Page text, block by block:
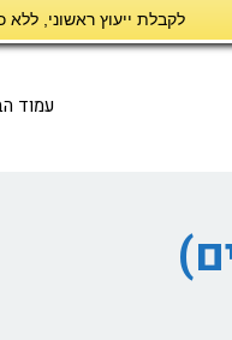
לקבלת ייעוץ ראשוני, ללא
עמוד